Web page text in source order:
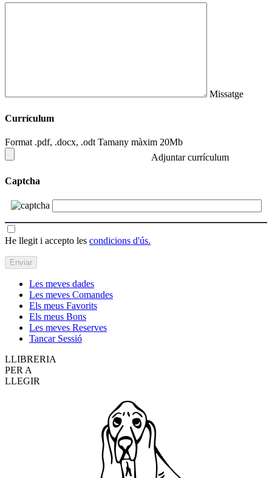
Missatge
Currículum
Format .pdf, .docx, .odt Tamany màxim 20Mb
Adjuntar currículum
Captcha
He llegit i accepto les condicions d'ús.
Les meves dades
Les meves Comandes
Els meus Favorits
Els meus Bons
Les meves Reserves
Tancar Sessió
LLIBRERIA
PER A
LLEGIR